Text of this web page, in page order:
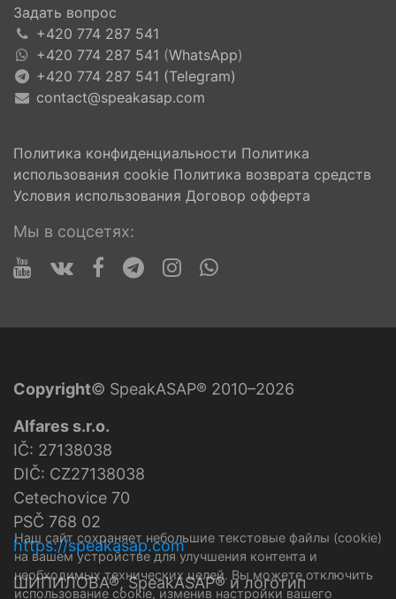
Задать вопрос
+420 774 287 541
+420 774 287 541 (WhatsApp)
+420 774 287 541 (Telegram)
contact@speakasap.com
Политика конфиденциальности Политика
использования cookie Политика возврата средств
Условия использования Договор офферта
Мы в соцсетях:
Copyright© SpeakASAP® 2010–2026
Alfares s.r.o.
IČ: 27138038
DIČ: CZ27138038
Cetechovice 70
PSČ 768 02
https://speakasap.com
ШИПИЛОВА®, SpeakASAP® и логотип
Наш сайт сохраняет небольшие текстовые файлы (cookie)
на вашем устройстве для улучшения контента и
необходимых технических целей. Вы можете отключить
использование cookie, изменив настройки вашего